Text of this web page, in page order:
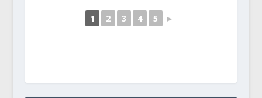
1 2 3 4 5 ►